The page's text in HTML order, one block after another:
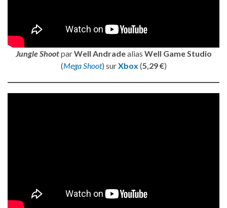
Jungle ShootparWell Andradealias Well Game Studio
(Mega Shoot) surXbox (5,29 €)